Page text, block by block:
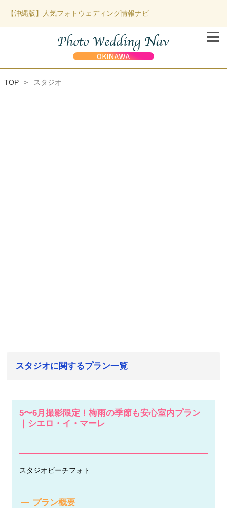
【沖縄版】人気フォトウェディング情報ナビ
TOP > スタジオ
スタジオに関するプラン一覧
5〜6月撮影限定！梅雨の季節も安心室内プラン
｜シエロ・イ・マーレ
スタジオビーチフォト
プラン概要